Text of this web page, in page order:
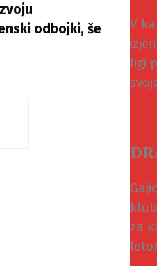
odbojki, še
V
ligi
za